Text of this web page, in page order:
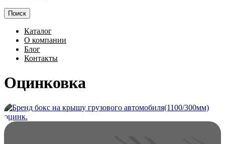
Поиск
Каталог
О компании
Блог
Контакты
Оцинковка